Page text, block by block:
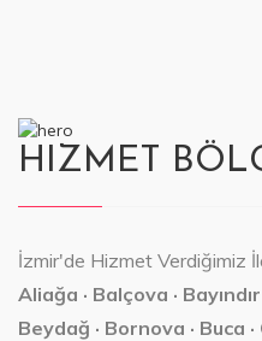
HIZMET
İzmir'de Hizmet Verdiğimiz
Aliağa · Balçova ·
Beydağ · Bornova · Buca ·